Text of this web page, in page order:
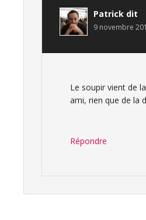
Patrick dit
9 novembre
Le soupir vient de
ami, rien que de la
Répondre